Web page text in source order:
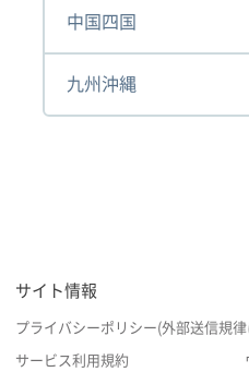
中国四国
九州沖縄
サイト情報
プライバシーポリシー(外部送信規律
サービス利用規約